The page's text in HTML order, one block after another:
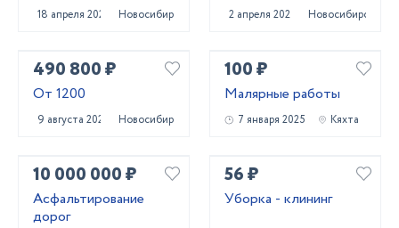
18 апреля 2023 Новосибирск 2 апреля 2024 Новосибирск
490 800 ₽
От 1200
9 августа 2024 Новосибирск
100 ₽
Малярные работы
7 января 2025 Кяхта
10 000 000 ₽
Асфальтирование
дорог
56 ₽
Уборка - клининг